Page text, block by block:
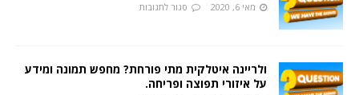
מאי 6, 2020 סגור לתגובות
ולריינה איטלקית מתי פורחת? מחפש תמונה ומידע
על איזורי תפוצה ופריחה.